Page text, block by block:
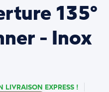
135°
- Inox
LIVRAISON EXPRESS !